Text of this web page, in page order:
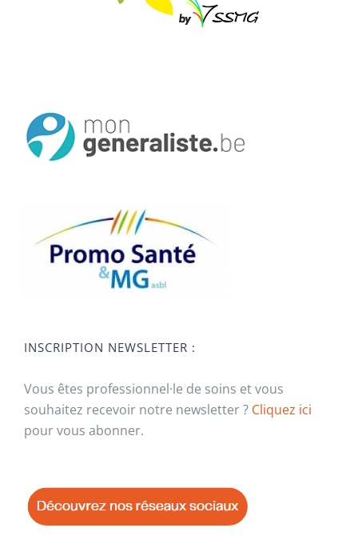
INSCRIPTION NEWSLETTER :
Vous êtes professionnel·le de soins et vous
souhaitez recevoir notre newsletter ? Cliquez ici
pour vous abonner.